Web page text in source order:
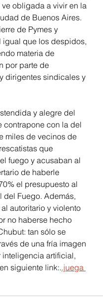
obligada a vivir en la
de Buenos Aires.
de Pymes y
igual que los despidos,
materia de
por parte de
dirigentes sindicales y
y alegre del
contrapone con la del
miles de vecinos de
que
fuego y acusaban al
de haberle
el presupuesto al
del Fuego. Además,
autoritario y violento
no haberse hecho
tan sólo se
de una fría imagen
inteligencia artificial,
siguiente link:..juega